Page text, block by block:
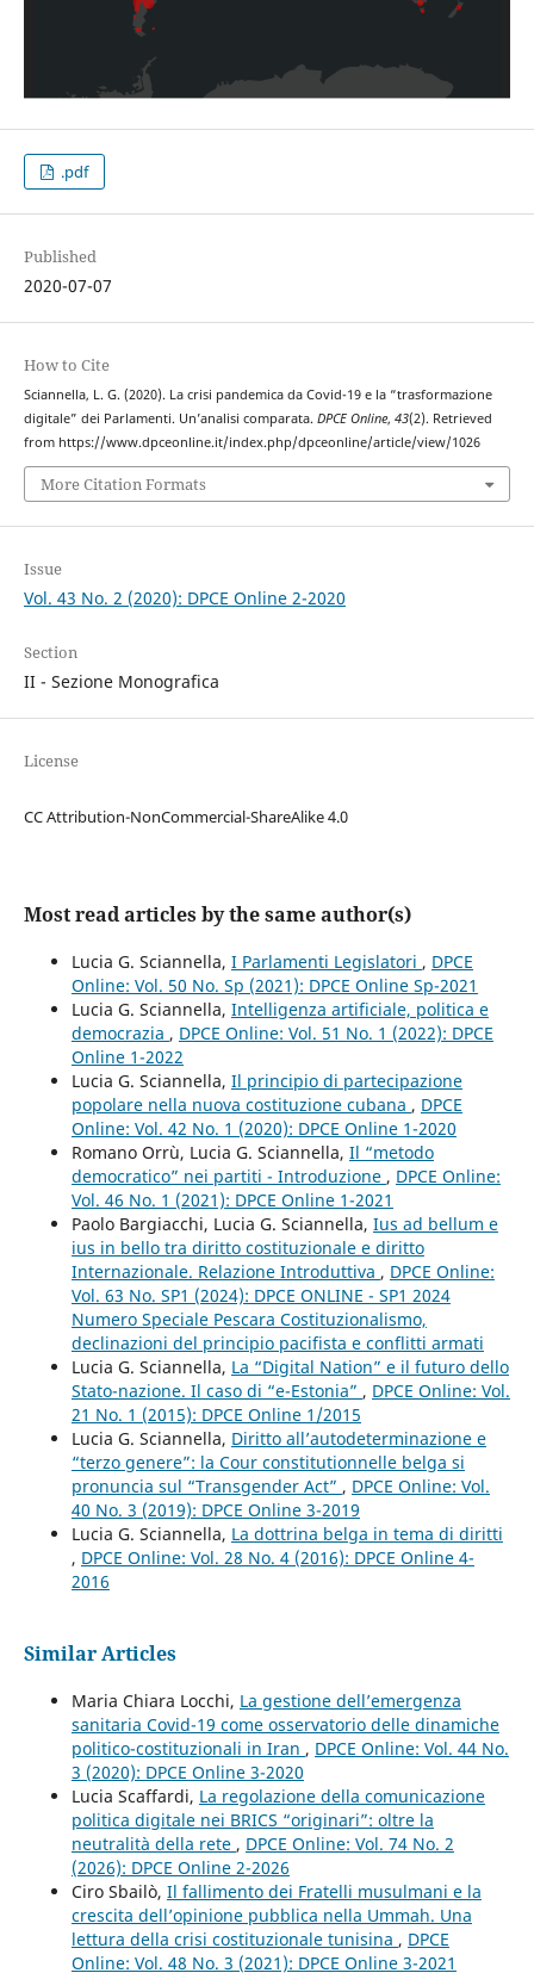
.pdf
Published
2020-07-07
How to Cite
Sciannella, L. G. (2020). La crisi pandemica da Covid-19 e la “trasformazione
digitale” dei Parlamenti. Un’analisi comparata. DPCE Online, 43(2). Retrieved
from https://www.dpceonline.it/index.php/dpceonline/article/view/1026
More Citation Formats
Issue
Vol. 43 No. 2 (2020): DPCE Online 2-2020
Section
II - Sezione Monografica
License
CC Attribution-NonCommercial-ShareAlike 4.0
Most read articles by the same author(s)
Lucia G. Sciannella, I Parlamenti Legislatori , DPCE
Online: Vol. 50 No. Sp (2021): DPCE Online Sp-2021
Lucia G. Sciannella, Intelligenza artificiale, politica e
democrazia , DPCE Online: Vol. 51 No. 1 (2022): DPCE
Online 1-2022
Lucia G. Sciannella, Il principio di partecipazione
popolare nella nuova costituzione cubana , DPCE
Online: Vol. 42 No. 1 (2020): DPCE Online 1-2020
Romano Orrù, Lucia G. Sciannella, Il “metodo
democratico” nei partiti - Introduzione , DPCE Online:
Vol. 46 No. 1 (2021): DPCE Online 1-2021
Paolo Bargiacchi, Lucia G. Sciannella, Ius ad bellum e
ius in bello tra diritto costituzionale e diritto
Internazionale. Relazione Introduttiva , DPCE Online:
Vol. 63 No. SP1 (2024): DPCE ONLINE - SP1 2024
Numero Speciale Pescara Costituzionalismo,
declinazioni del principio pacifista e conflitti armati
Lucia G. Sciannella, La “Digital Nation” e il futuro dello
Stato-nazione. Il caso di “e-Estonia” , DPCE Online: Vol.
21 No. 1 (2015): DPCE Online 1/2015
Lucia G. Sciannella, Diritto all’autodeterminazione e
“terzo genere”: la Cour constitutionnelle belga si
pronuncia sul “Transgender Act” , DPCE Online: Vol.
40 No. 3 (2019): DPCE Online 3-2019
Lucia G. Sciannella, La dottrina belga in tema di diritti
, DPCE Online: Vol. 28 No. 4 (2016): DPCE Online 4-
2016
Similar Articles
Maria Chiara Locchi, La gestione dell’emergenza
sanitaria Covid-19 come osservatorio delle dinamiche
politico-costituzionali in Iran , DPCE Online: Vol. 44 No.
3 (2020): DPCE Online 3-2020
Lucia Scaffardi, La regolazione della comunicazione
politica digitale nei BRICS “originari”: oltre la
neutralità della rete , DPCE Online: Vol. 74 No. 2
(2026): DPCE Online 2-2026
Ciro Sbailò, Il fallimento dei Fratelli musulmani e la
crescita dell’opinione pubblica nella Ummah. Una
lettura della crisi costituzionale tunisina , DPCE
Online: Vol. 48 No. 3 (2021): DPCE Online 3-2021